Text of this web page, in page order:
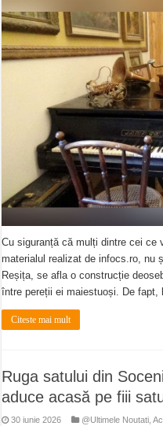
Cu siguranță că mulți dintre cei ce
materialul realizat de infocs.ro, nu
Reșița, se afla o construcție
între pereții ei maiestuoși. De
Citeste mai mult
Ruga satului din
aduce acasă pe fiii
30 iunie 2026 @Ultimele Noutati ,